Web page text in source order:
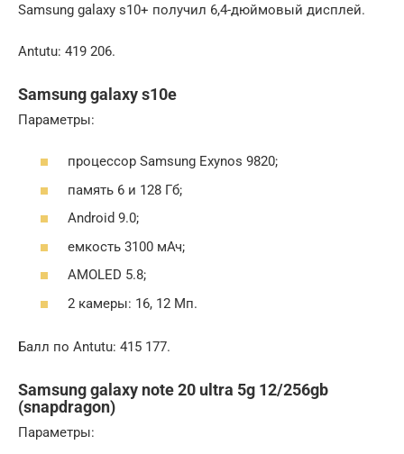
Samsung galaxy s10+ получил 6,4-дюймовый дисплей.
Antutu: 419 206.
Samsung galaxy s10e
Параметры:
процессор Samsung Exynos 9820;
память 6 и 128 Гб;
Android 9.0;
емкость 3100 мАч;
AMOLED 5.8;
2 камеры: 16, 12 Мп.
Балл по Antutu: 415 177.
Samsung galaxy note 20 ultra 5g 12/256gb
(snapdragon)
Параметры: